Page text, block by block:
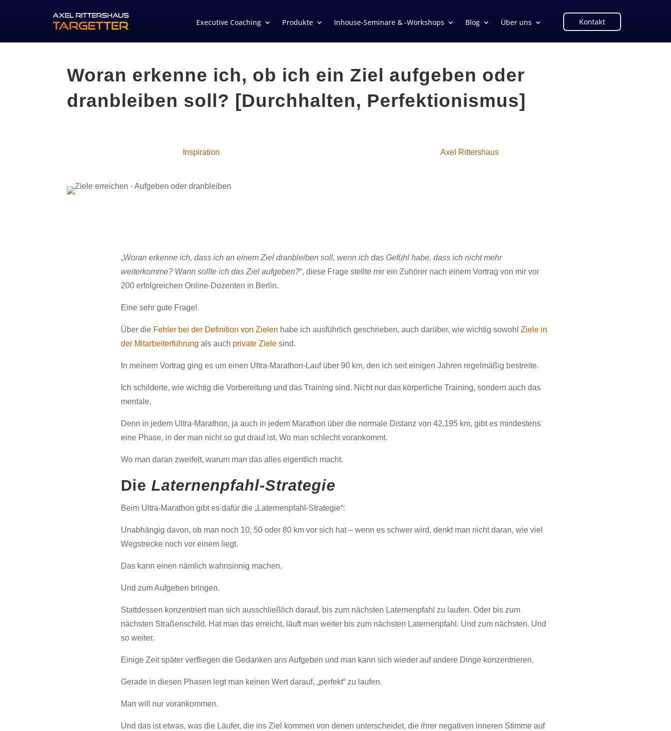
Executive Coaching Produkte Inhouse-Seminare & -Workshops Blog Über uns Kontakt
Woran erkenne ich, ob ich ein Ziel aufgeben oder
dranbleiben soll? [Durchhalten, Perfektionismus]
Inspiration Axel Rittershaus
„Woran erkenne ich, dass ich an einem Ziel dranbleiben soll, wenn ich das Gefühl habe, dass ich nicht mehr
weiterkomme? Wann sollte ich das Ziel aufgeben?“, diese Frage stellte mir ein Zuhörer nach einem Vortrag von mir vor
200 erfolgreichen Online-Dozenten in Berlin.
Eine sehr gute Frage!
Über die Fehler bei der Definition von Zielen habe ich ausführlich geschrieben, auch darüber, wie wichtig sowohl Ziele in
der Mitarbeiterführung als auch private Zielesind.
In meinem Vortrag ging es um einen Ultra-Marathon-Lauf über 90 km, den ich seit einigen Jahren regelmäßig bestreite.
Ich schilderte, wie wichtig die Vorbereitung und das Training sind. Nicht nur das körperliche Training, sondern auch das
mentale.
Denn in jedem Ultra-Marathon, ja auch in jedem Marathon über die normale Distanz von 42,195 km, gibt es mindestens
eine Phase, in der man nicht so gut drauf ist. Wo man schlecht vorankommt.
Wo man daran zweifelt, warum man das alles eigentlich macht.
Die Laternenpfahl-Strategie
Beim Ultra-Marathon gibt es dafür die „Laternenpfahl-Strategie“:
Unabhängig davon, ob man noch 10, 50 oder 80 km vor sich hat – wenn es schwer wird, denkt man nicht daran, wie viel
Wegstrecke noch vor einem liegt.
Das kann einen nämlich wahnsinnig machen.
Und zum Aufgeben bringen.
Stattdessen konzentriert man sich ausschließlich darauf, bis zum nächsten Laternenpfahl zu laufen. Oder bis zum
nächsten Straßenschild. Hat man das erreicht, läuft man weiter bis zum nächsten Laternenpfahl. Und zum nächsten. Und
so weiter.
Einige Zeit später verfliegen die Gedanken ans Aufgeben und man kann sich wieder auf andere Dinge konzentrieren.
Gerade in diesen Phasen legt man keinen Wert darauf, „perfekt“ zu laufen.
Man will nur vorankommen.
Und das ist etwas, was die Läufer, die ins Ziel kommen von denen unterscheidet, die ihrer negativen inneren Stimme auf